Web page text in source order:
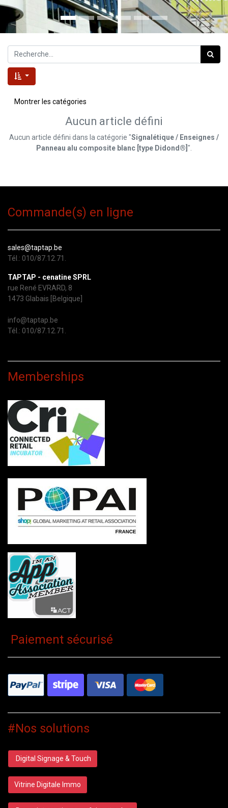
Montrer les catégories
Aucun article défini
Aucun article défini dans la catégorie "Signalétique / Enseignes /
Panneau alu composite blanc [type Didond®] ".
Commande(s) en ligne
sales@taptap.be
Tél.: 010/87.12.71.
TAPTAP - cenatine SPRL
rue René EVRARD, 8
1473 Glabais [Belgique]
info@taptap.be
Tél.: 010/87.12.71.
Memberships
Paiement sécurisé
#Nos solutions
Digital Signage & Touch
Vitrine Digitale Immo